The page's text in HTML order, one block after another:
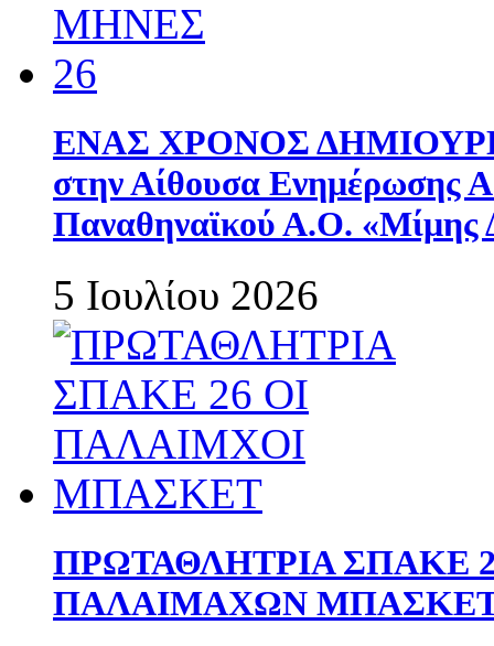
ΕΝΑΣ ΧΡΟΝΟΣ
στην Αίθουσα Ενημέρωσης
Παναθηναϊκού Α.Ο. «Μίμης
5 Ιουλίου 2026
ΠΡΩΤΑΘΛΗΤΡΙΑ ΣΠΑΚΕ
ΠΑΛΑΙΜΑΧΩΝ